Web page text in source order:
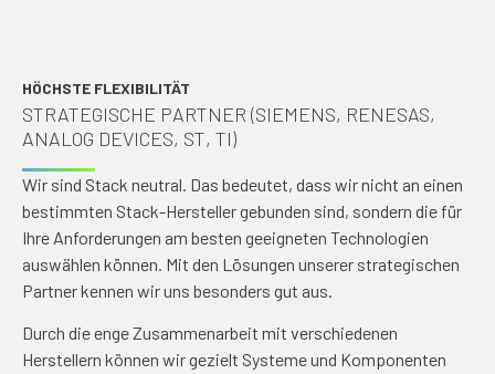
HÖCHSTE FLEXIBILITÄT
STRATEGISCHE PARTNER (SIEMENS, RENESAS,
ANALOG DEVICES, ST, TI)
Wir sind Stack neutral. Das bedeutet, dass wir nicht an einen
bestimmten Stack-Hersteller gebunden sind, sondern die für
Ihre Anforderungen am besten geeigneten Technologien
auswählen können. Mit den Lösungen unserer strategischen
Partner kennen wir uns besonders gut aus.
Durch die enge Zusammenarbeit mit verschiedenen
Herstellern können wir gezielt Systeme und Komponenten